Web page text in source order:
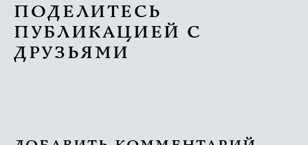
ПОДЕЛИТЕСЬ
ПУБЛИКАЦИЕЙ С
ДРУЗЬЯМИ